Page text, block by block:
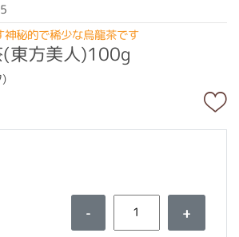
神秘的で稀少な烏龍茶です
(東方美人)100g
)
- +